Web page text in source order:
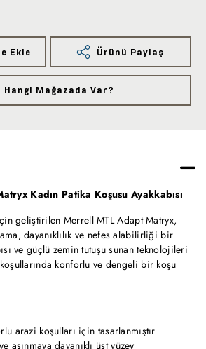
Ekle Ürünü Paylaş
Hangi Mağazada Var?
Kadın Patika Koşusu Ayakkabısı
geliştirilen Merrell MTL Adapt Matryx,
dayanıklılık ve nefes alabilirliği bir
ve güçlü zemin tutuşu sunan teknolojileri
konforlu ve dengeli bir koşu
arazi koşulları için tasarlanmıştır
aşınmaya dayanıklı üst yüzey